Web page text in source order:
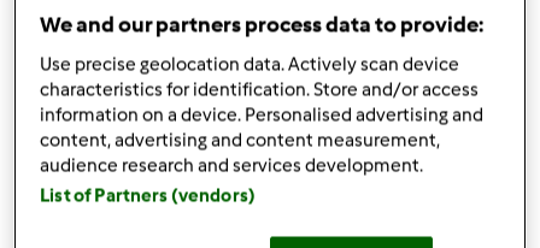
100 g di zucchero
di burro
130gdi margarina
Aggiungi alla lista della spesa
We and our partners process data to provide:
Use precise geolocation data. Actively scan device
characteristics for identification. Store and/or access
information on a device. Personalised advertising and
content, advertising and content measurement,
audience research and services development.
List of Partners (vendors)